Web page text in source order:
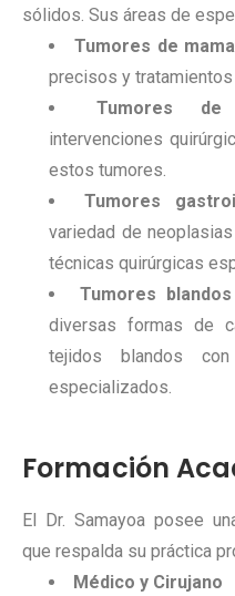
sólidos. Sus áreas de
Tumores de mama
precisos y
Tumores
intervenciones
estos tumores.
Tumores
variedad de
técnicas quirúrgicas
Tumores
diversas formas de
tejidos blandos con
especializados.
Formación
El Dr. Samayoa posee
que respalda su práctica
Médico y Cirujano